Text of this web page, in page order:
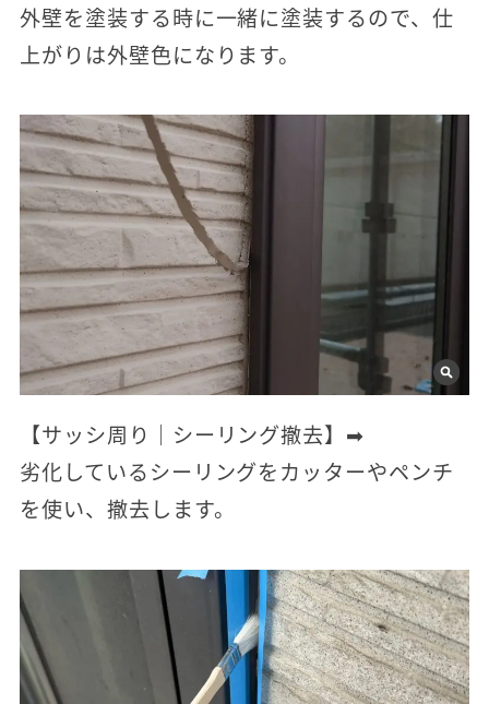
外壁を塗装する時に一緒に塗装するので、仕
上がりは外壁色になります。
【サッシ周り｜シーリング撤去】➡
劣化しているシーリングをカッターやペンチ
を使い、撤去します。